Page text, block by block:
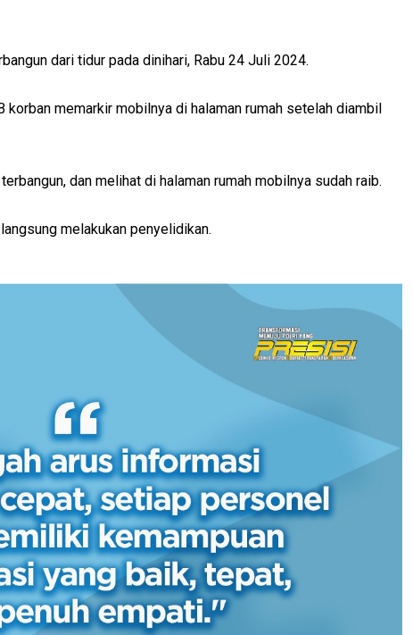
dari tidur pada dinihari, Rabu 24 Juli 2024.
korban memarkir mobilnya di halaman rumah setelah diambil
dan melihat di halaman rumah mobilnya sudah raib.
melakukan penyelidikan.